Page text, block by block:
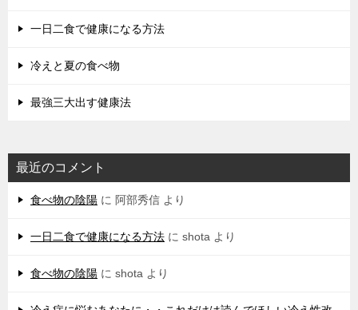
一日二食で健康になる方法
冷えと夏の食べ物
最強三大出す健康法
最近のコメント
食べ物の陰陽 に 阿部秀信 より
一日二食で健康になる方法 に shota より
食べ物の陰陽 に shota より